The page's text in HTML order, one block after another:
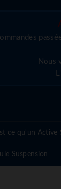
Nous
ce qu'un Active
Suspension